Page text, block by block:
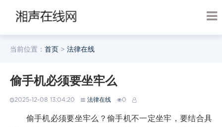
当前位置： 首页 > 法律在线
偷手机必须要坐牢么
2025-12-08 13:04:20 法律在线 0
偷手机必须要坐牢么？偷手机不一定坐牢，要结合具